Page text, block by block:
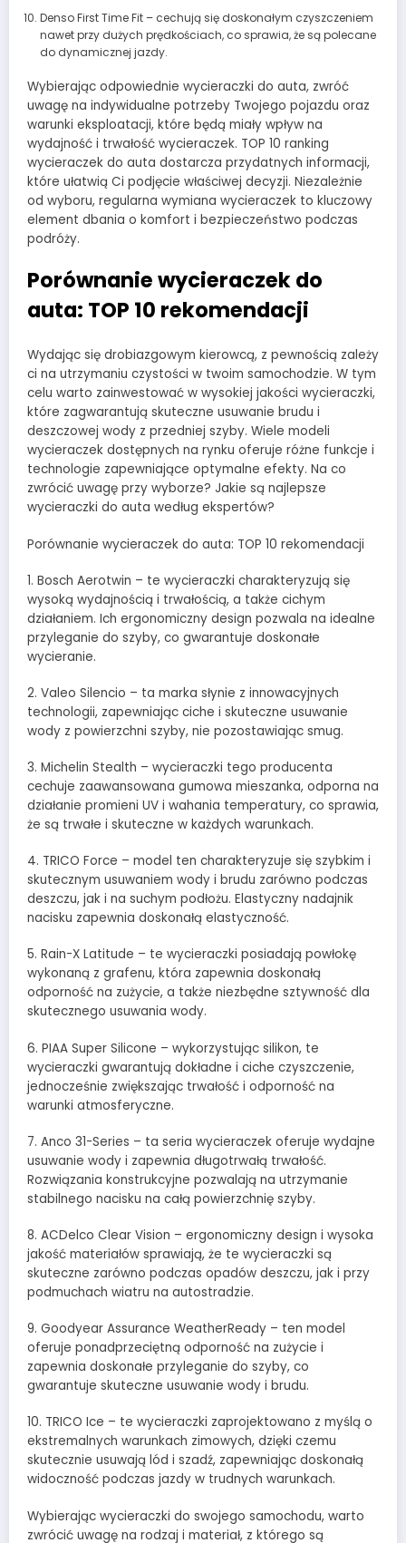
Denso First Time Fit – cechują się doskonałym czyszczeniem
nawet przy dużych prędkościach, co sprawia, że są polecane
do dynamicznej jazdy.
Wybierając odpowiednie wycieraczki do auta, zwróć
uwagę na indywidualne potrzeby Twojego pojazdu oraz
warunki eksploatacji, które będą miały wpływ na
wydajność i trwałość wycieraczek. TOP 10 ranking
wycieraczek do auta dostarcza przydatnych informacji,
które ułatwią Ci podjęcie właściwej decyzji. Niezależnie
od wyboru, regularna wymiana wycieraczek to kluczowy
element dbania o komfort i bezpieczeństwo podczas
podróży.
Porównanie wycieraczek do
auta: TOP 10 rekomendacji
Wydając się drobiazgowym kierowcą, z pewnością zależy
ci na utrzymaniu czystości w twoim samochodzie. W tym
celu warto zainwestować w wysokiej jakości wycieraczki,
które zagwarantują skuteczne usuwanie brudu i
deszczowej wody z przedniej szyby. Wiele modeli
wycieraczek dostępnych na rynku oferuje różne funkcje i
technologie zapewniające optymalne efekty. Na co
zwrócić uwagę przy wyborze? Jakie są najlepsze
wycieraczki do auta według ekspertów?
Porównanie wycieraczek do auta: TOP 10 rekomendacji
1. Bosch Aerotwin – te wycieraczki charakteryzują się
wysoką wydajnością i trwałością, a także cichym
działaniem. Ich ergonomiczny design pozwala na idealne
przyleganie do szyby, co gwarantuje doskonałe
wycieranie.
2. Valeo Silencio – ta marka słynie z innowacyjnych
technologii, zapewniając ciche i skuteczne usuwanie
wody z powierzchni szyby, nie pozostawiając smug.
3. Michelin Stealth – wycieraczki tego producenta
cechuje zaawansowana gumowa mieszanka, odporna na
działanie promieni UV i wahania temperatury, co sprawia,
że są trwałe i skuteczne w każdych warunkach.
4. TRICO Force – model ten charakteryzuje się szybkim i
skutecznym usuwaniem wody i brudu zarówno podczas
deszczu, jak i na suchym podłożu. Elastyczny nadajnik
nacisku zapewnia doskonałą elastyczność.
5. Rain-X Latitude – te wycieraczki posiadają powłokę
wykonaną z grafenu, która zapewnia doskonałą
odporność na zużycie, a także niezbędne sztywność dla
skutecznego usuwania wody.
6. PIAA Super Silicone – wykorzystując silikon, te
wycieraczki gwarantują dokładne i ciche czyszczenie,
jednocześnie zwiększając trwałość i odporność na
warunki atmosferyczne.
7. Anco 31-Series – ta seria wycieraczek oferuje wydajne
usuwanie wody i zapewnia długotrwałą trwałość.
Rozwiązania konstrukcyjne pozwalają na utrzymanie
stabilnego nacisku na całą powierzchnię szyby.
8. ACDelco Clear Vision – ergonomiczny design i wysoka
jakość materiałów sprawiają, że te wycieraczki są
skuteczne zarówno podczas opadów deszczu, jak i przy
podmuchach wiatru na autostradzie.
9. Goodyear Assurance WeatherReady – ten model
oferuje ponadprzeciętną odporność na zużycie i
zapewnia doskonałe przyleganie do szyby, co
gwarantuje skuteczne usuwanie wody i brudu.
10. TRICO Ice – te wycieraczki zaprojektowano z myślą o
ekstremalnych warunkach zimowych, dzięki czemu
skutecznie usuwają lód i szadź, zapewniając doskonałą
widoczność podczas jazdy w trudnych warunkach.
Wybierając wycieraczki do swojego samochodu, warto
zwrócić uwagę na rodzaj i materiał, z którego są